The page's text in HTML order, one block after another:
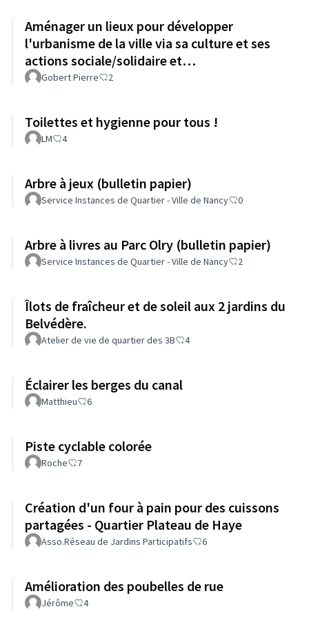
Aménager un lieux pour développer
l'urbanisme de la ville via sa culture et ses
actions sociale/solidaire et
intergénérationnel
Gobert Pierre 2
Toilettes et hygienne pour tous !
LM 4
Arbre à jeux (bulletin papier)
Service Instances de Quartier - Ville de Nancy 0
Arbre à livres au Parc Olry (bulletin papier)
Service Instances de Quartier - Ville de Nancy 2
Îlots de fraîcheur et de soleil aux 2 jardins du
Belvédère.
Atelier de vie de quartier des 3B 4
Éclairer les berges du canal
Matthieu 6
Piste cyclable colorée
Roche 7
Création d'un four à pain pour des cuissons
partagées - Quartier Plateau de Haye
Asso.Réseau de Jardins Participatifs 6
Amélioration des poubelles de rue
Jérôme 4